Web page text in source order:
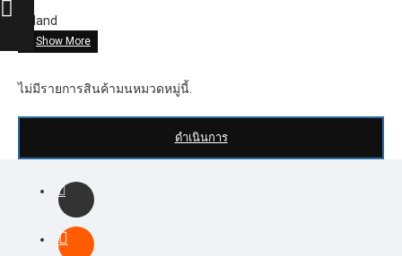
Roland
ไม่มีรายการสินค้ามนหมวดหมู่นี้.
ดำเนินการ